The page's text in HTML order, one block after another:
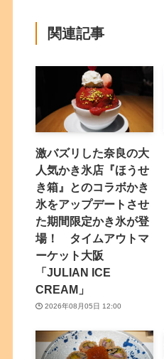
関連記事
激バズリした奈良の大
人気かき氷店『ほうせ
き箱』とのコラボかき
氷をアップデートさせ
た期間限定かき氷が登
場！ タイムアウトマ
ーケット大阪
「JULIAN ICE
CREAM」
2026年08月05日 12:00